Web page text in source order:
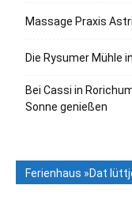
Massage Praxis
Die Rysumer Mühle
Bei Cassi in
Sonne genießen
Ferienhaus »Dat